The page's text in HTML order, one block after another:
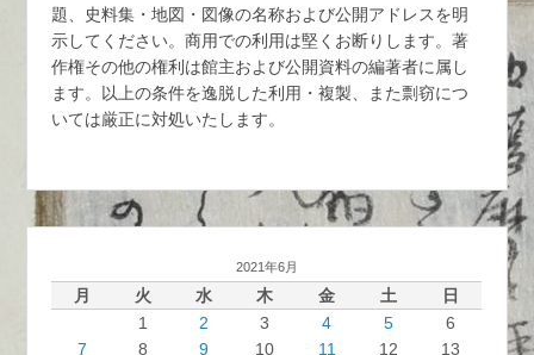
題、史料集・地図・図像の名称および公開アドレスを明
示してください。商用での利用は堅くお断りします。著
作権その他の権利は館主および公開資料の編著者に属し
ます。以上の条件を逸脱した利用・複製、また剽窃につ
いては厳正に対処いたします。
2021年6月
月 火 水 木 金 土
日
1
2 3 4 5
6
7
8 9 10 11 12
13